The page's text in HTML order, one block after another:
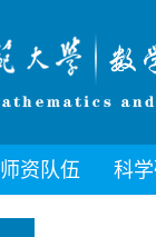
师资队伍 科